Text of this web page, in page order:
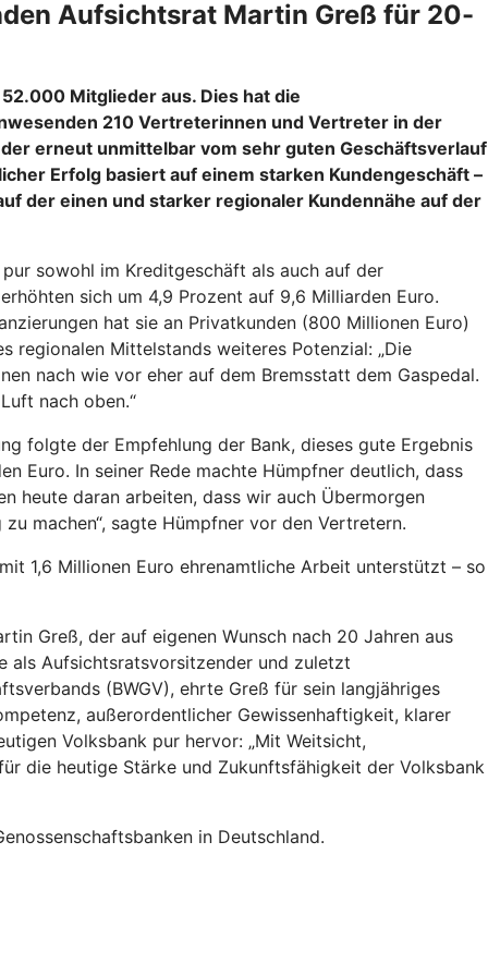
Aufsichtsrat Martin Greß für 20-
Mitglieder aus. Dies hat die
210 Vertreterinnen und Vertreter in der
erneut unmittelbar vom sehr guten Geschäftsverlauf
Erfolg basiert auf einem starken Kundengeschäft –
der einen und starker regionaler Kundennähe auf der
sowohl im Kreditgeschäft als auch auf der
sich um 4,9 Prozent auf 9,6 Milliarden Euro.
hat sie an Privatkunden (800 Millionen Euro)
regionalen Mittelstands weiteres Potenzial: „Die
nach wie vor eher auf dem Bremsstatt dem Gaspedal.
nach oben.“
folgte der Empfehlung der Bank, dieses gute Ergebnis
Euro. In seiner Rede machte Hümpfner deutlich, dass
heute daran arbeiten, dass wir auch Übermorgen
machen“, sagte Hümpfner vor den Vertretern.
1,6 Millionen Euro ehrenamtliche Arbeit unterstützt – so
Greß, der auf eigenen Wunsch nach 20 Jahren aus
als Aufsichtsratsvorsitzender und zuletzt
(BWGV), ehrte Greß für sein langjähriges
außerordentlicher Gewissenhaftigkeit, klarer
Volksbank pur hervor: „Mit Weitsicht,
die heutige Stärke und Zukunftsfähigkeit der Volksbank
in Deutschland.